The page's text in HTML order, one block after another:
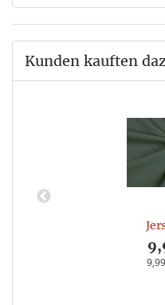
Kunden kauften